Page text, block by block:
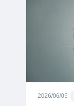
2026/06/05